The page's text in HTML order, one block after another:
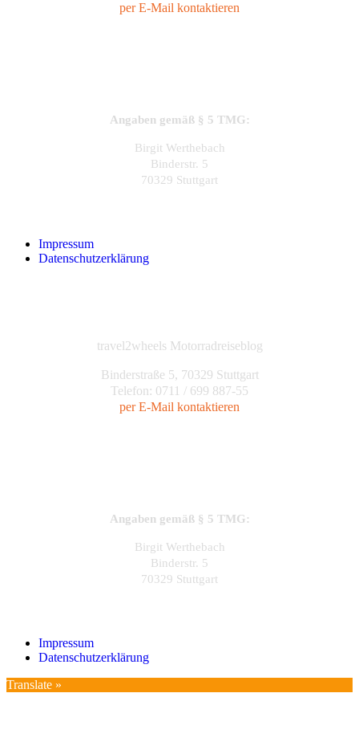
per E-Mail kontaktieren
Angaben gemäß § 5 TMG:
Birgit Werthebach
Binderstr. 5
70329 Stuttgart
Impressum
Datenschutzerklärung
travel2wheels Motorradreiseblog
Binderstraße 5, 70329 Stuttgart
Telefon: 0711 / 699 887-55
per E-Mail kontaktieren
Angaben gemäß § 5 TMG:
Birgit Werthebach
Binderstr. 5
70329 Stuttgart
Impressum
Datenschutzerklärung
Translate »